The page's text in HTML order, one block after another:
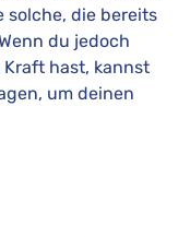
solche, die bereits
du jedoch
hast, kannst
um deinen